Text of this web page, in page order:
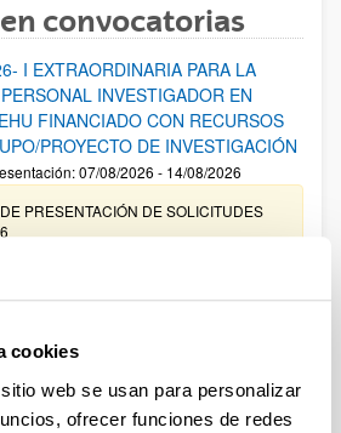
cookies
web se usan para personalizar
ofrecer funciones de redes
convocatorias
I EXTRAORDINARIA PARA LA
INVESTIGADOR EN
FINANCIADO CON RECURSOS
PROYECTO DE INVESTIGACIÓN
07/08/2026 - 14/08/2026
PRESENTACIÓN DE SOLICITUDES
de la adquisición y renovación de
de errores del listado provisional de
excluidas. 23/03/2026: Relación